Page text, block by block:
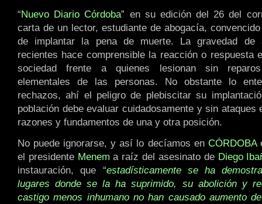
“Nuevo Diario Córdoba” en su edición del 26 del
carta de un lector, estudiante de abogacía,
de implantar la pena de muerte. La gravedad de
recientes hace comprensible la reacción o respuesta
sociedad frente a quienes lesionan sin
elementales de las personas. No obstante lo
rechazos, ahí el peligro de plebiscitar su
población debe evaluar cuidadosamente y sin ataques
razones y fundamentos de una y otra posición.
No puede ignorarse, y así lo decíamos en CÓRDOBA
el presidente Menem a raíz del asesinato de Diego
instauración, que “estadísticamente se ha
lugares donde se la ha suprimido, su abolición y
castigo menos inhumano no han causado aumento